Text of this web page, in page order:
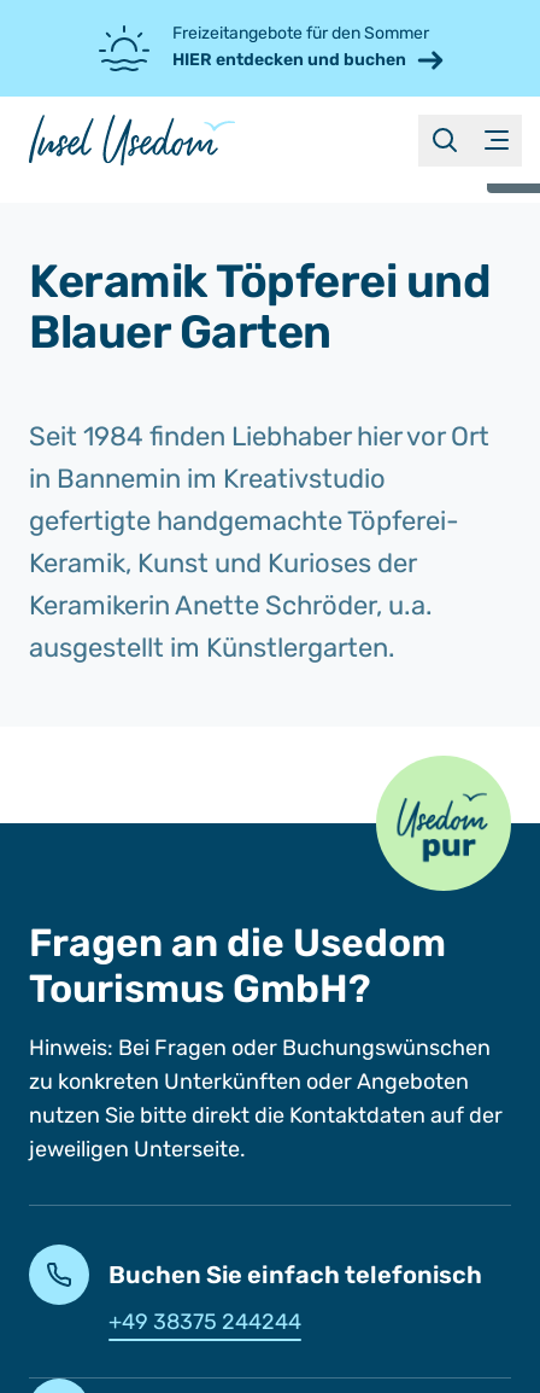
Freizeitangebote für den Sommer
HIER entdecken und buchen
Menü
suchen
Keramik Töpferei und
Blauer Garten
Seit 1984 finden Liebhaber hier vor Ort
in Bannemin im Kreativstudio
gefertigte handgemachte Töpferei-
Keramik, Kunst und Kurioses der
Keramikerin Anette Schröder, u.a.
ausgestellt im Künstlergarten.
Usedom Pur
Fragen an die Usedom
Tourismus GmbH?
Hinweis: Bei Fragen oder Buchungswünschen
zu konkreten Unterkünften oder Angeboten
nutzen Sie bitte direkt die Kontaktdaten auf der
jeweiligen Unterseite.
Buchen Sie einfach telefonisch
+49 38375 244244